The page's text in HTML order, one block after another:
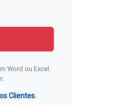
Word ou Excel.
Clientes.